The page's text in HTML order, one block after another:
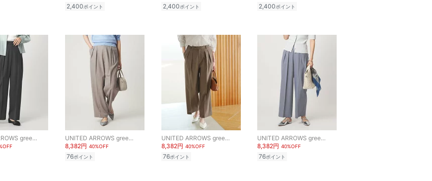
2,400ポイント
2,400ポイント
2,400ポイント
UNITED ARROWS green label relaxing
UNITED ARROWS green label relaxing
8,382円 40%OFF
76ポイント
UNITED ARROWS green label relaxing
8,382円 40%OFF
76ポイント
UNITED ARROWS green label relaxing
8,382円 40%OFF
76ポイント